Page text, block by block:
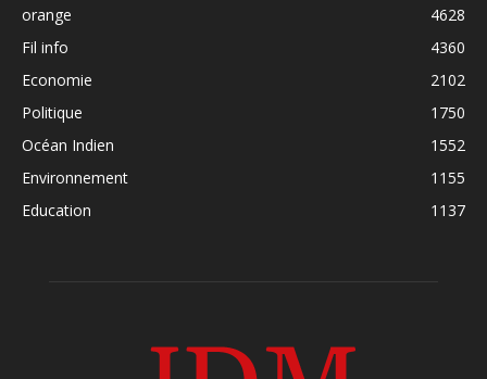
orange
4628
Fil info
4360
Economie
2102
Politique
1750
Océan Indien
1552
Environnement
1155
Education
1137